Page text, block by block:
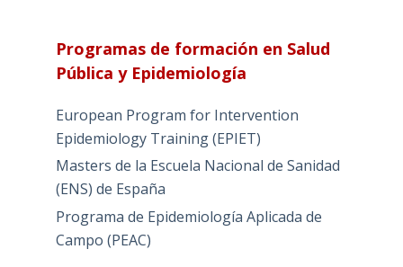
Programas de formación en Salud
Pública y Epidemiología
European Program for Intervention
Epidemiology Training (EPIET)
Masters de la Escuela Nacional de Sanidad
(ENS) de España
Programa de Epidemiología Aplicada de
Campo (PEAC)